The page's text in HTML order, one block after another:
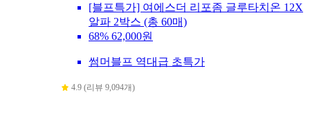
[블프특가] 여에스더 리포좀 글루타치온 12X
알파 2박스 (총 60매)
68% 62,000원
썸머블프 역대급 초특가
4.9 (리뷰 9,094개)